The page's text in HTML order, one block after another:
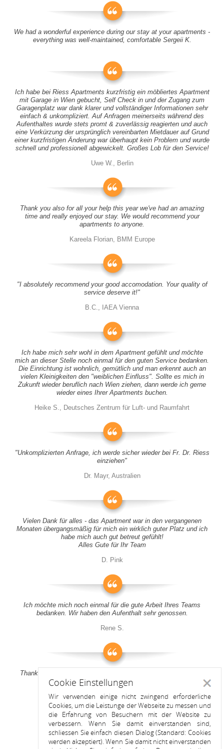
We had a wonderful experience during our stay at your apartments -
everything was well-maintained, comfortable Sergeii K.
Ich habe bei Riess Apartments kurzfristig ein möbliertes Apartment
mit Garage in Wien gebucht, Self Check in und der Zugang zum
Garagenplatz war dank klarer und vollständiger Informationen sehr
einfach & unkompliziert. Auf Anfragen meinerseits während des
Aufenthaltes wurde stets promt & zuverlässig reagierten und auch
eine Verkürzung der ursprünglich vereinbarten Mietdauer auf Grund
einer kurzfristigen Änderung war überhaupt kein Problem und wurde
schnell und professionell abgewickelt. Großes Lob für den Service!
Uwe W., Berlin
Thank you also for all your help this year we've had an amazing
time and really enjoyed our stay. We would recommend your
apartments to anyone.
Kareela Florian, BMM Europe
"I absolutely recommend your good accomodation. Your quality of
service deserve it!"
B.C., IAEA Vienna
Ich habe mich sehr wohl in dem Apartment gefühlt und möchte
mich an dieser Stelle noch einmal für den guten Service bedanken.
Die Einrichtung ist wohnlich, gemütlich und man erkennt auch an
vielen Kleinigkeiten den "weiblichen Einfluss". Sollte es mich in
Zukunft wieder beruflich nach Wien ziehen, dann werde ich gerne
wieder eines Ihrer Apartments buchen.
Heike S., Deutsches Zentrum für Luft- und Raumfahrt
"Unkomplizierten Anfrage, ich werde sicher wieder bei Fr. Dr. Riess
einziehen"
Dr. Mayr, Australien
Vielen Dank für alles - das Apartment war in den vergangenen
Monaten übergangsmäßig für mich ein wirklich guter Platz und ich
habe mich auch gut betreut gefühlt!
Alles Gute für Ihr Team
D. Pink
Ich möchte mich noch einmal für die gute Arbeit Ihres Teams
bedanken. Wir haben den Aufenthalt sehr genossen.
Rene S.
Thank you all for your support! It was a pleasure to stay at your
apartment
Anitah S.
Cookie Einstellungen
Wir verwenden einige nicht zwingend erforderliche
Cookies, um die Leistunge der Webseite zu messen und
die Erfahrung von Besuchern mit der Website zu
verbessern. Wenn Sie damit einverstanden sind,
schliessen Sie einfach diesen Dialog (Standard: Cookies
werden akzeptiert). Wenn Sie damit nicht einverstanden